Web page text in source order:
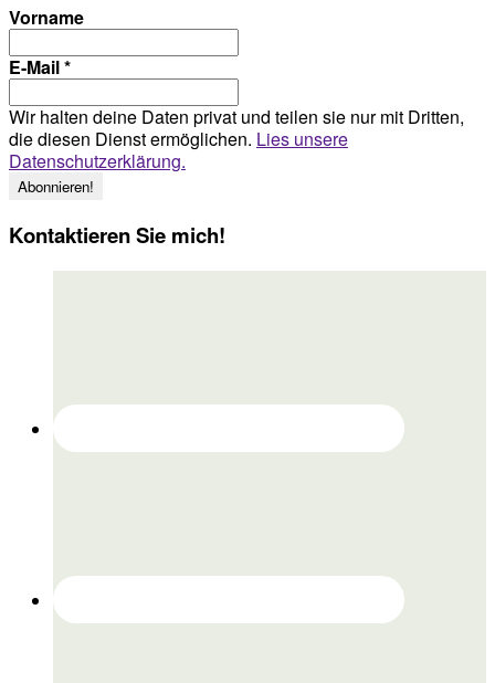
Vorname
E-Mail*
Wir halten deine Daten privat und teilen sie nur mit Dritten,
die diesen Dienst ermöglichen. Lies unsere
Datenschutzerklärung.
Kontaktieren Sie mich!